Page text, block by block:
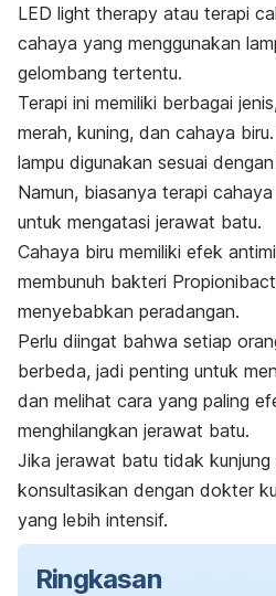
LED light therapy atau terapi
cahaya yang menggunakan
gelombang tertentu.
Terapi ini memiliki berbagai
merah, kuning, dan cahaya
lampu digunakan sesuai
Namun, biasanya terapi
untuk mengatasi jerawat batu.
Cahaya biru memiliki efek
membunuh bakteri
menyebabkan peradangan.
Perlu diingat bahwa setiap
berbeda, jadi penting untuk
dan melihat cara yang paling
menghilangkan jerawat batu.
Jika jerawat batu tidak kunjung
konsultasikan dengan dokter
yang lebih intensif.
Ringkasan